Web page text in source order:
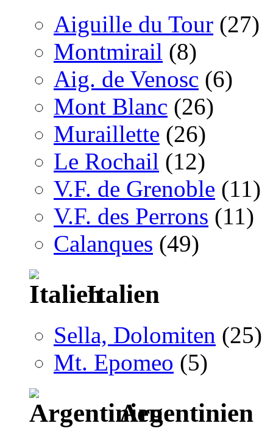
Aiguille du Tour (27)
Montmirail (8)
Aig. de Venosc (6)
Mont Blanc (26)
Muraillette (26)
Le Rochail (12)
V.F. de Grenoble (11)
V.F. des Perrons (11)
Calanques (49)
Italien
Sella, Dolomiten (25)
Mt. Epomeo (5)
Argentinien